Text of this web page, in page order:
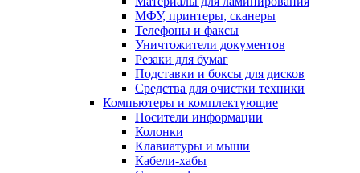
МФУ, принтеры, сканеры
Телефоны и факсы
Уничтожители документов
Резаки для бумаг
Подставки и боксы для дисков
Средства для очистки техники
Компьютеры и комплектующие
Носители информации
Колонки
Клавиатуры и мыши
Кабели-хабы